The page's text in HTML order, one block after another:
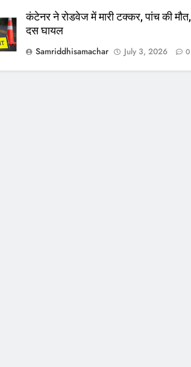
कंटेनर ने रोडवेज में मारी टक्कर, पांच की मौत,
दस घायल
Samriddhisamachar
July 3, 2026 0